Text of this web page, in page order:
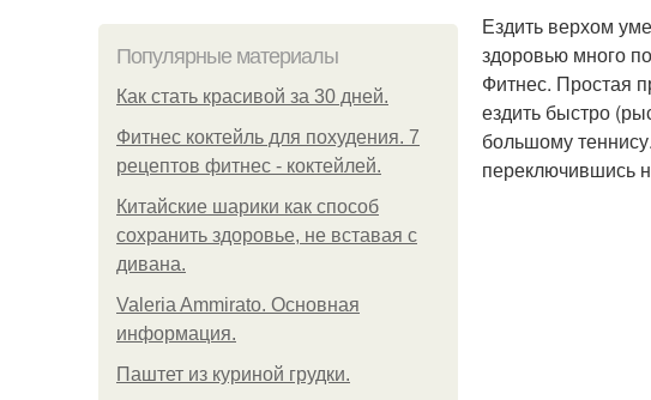
Популярные материалы
Как стать красивой за 30 дней.
Фитнес коктейль для похудения. 7
рецептов фитнес - коктейлей.
Китайские шарики как способ
сохранить здоровье, не вставая с
дивана.
Valeria Ammirato. Основная
информация.
Паштет из куриной грудки.
Ездить верхом
здоровью много
Фитнес. Простая
ездить быстро
большому
переключившись